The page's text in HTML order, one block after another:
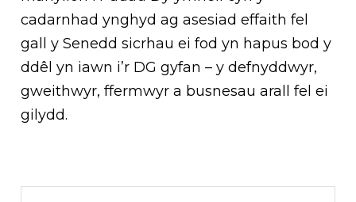
cadarnhad ynghyd ag asesiad effaith fel
gall y Senedd sicrhau ei fod yn hapus bod y
ddêl yn iawn i’r DG gyfan – y defnyddwyr,
gweithwyr, ffermwyr a busnesau arall fel ei
gilydd.